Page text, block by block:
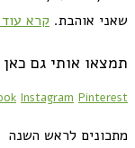
שאני אוהבת. קרא
תמצאו אותי גם כאן
Instagram Pinterest
מתכונים לראש השנה